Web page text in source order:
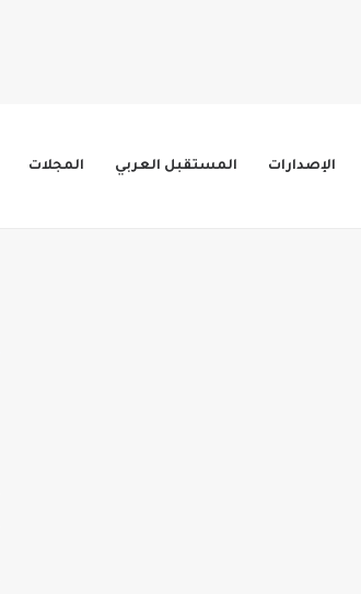
الإصدارات المستقبل العربي المجلات